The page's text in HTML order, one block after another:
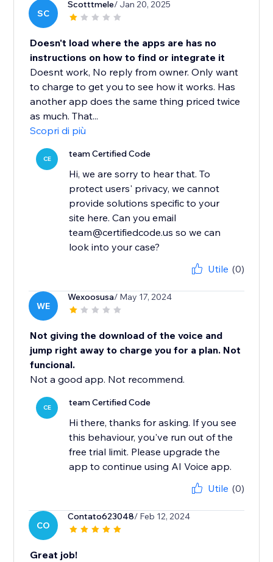
SC
Scotttmele/ Jan 20, 2025
Doesn't load where the apps are has no
instructions on how to find or integrate it
Doesnt work, No reply from owner. Only want
to charge to get you to see how it works. Has
another app does the same thing priced twice
as much. That...
Scopri di più
CE team Certified Code
Hi, we are sorry to hear that. To
protect users' privacy, we cannot
provide solutions specific to your
site here. Can you email
team@certifiedcode.us so we can
look into your case?
Utile (0)
WE
Wexoosusa/ May 17, 2024
Not giving the download of the voice and
jump right away to charge you for a plan. Not
funcional.
Not a good app. Not recommend.
CE team Certified Code
Hi there, thanks for asking. If you see
this behaviour, you've run out of the
free trial limit. Please upgrade the
app to continue using AI Voice app.
Utile (0)
CO
Contato623048/ Feb 12, 2024
Great job!